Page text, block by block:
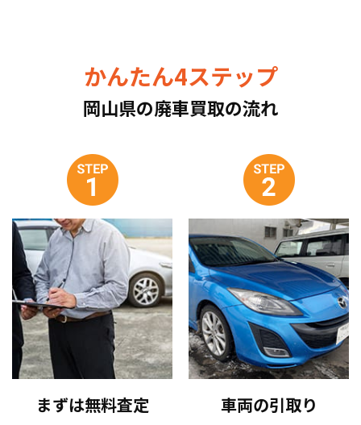
かんたん4ステップ
岡山県の廃車買取の流れ
まずは無料査定 車両の引取り